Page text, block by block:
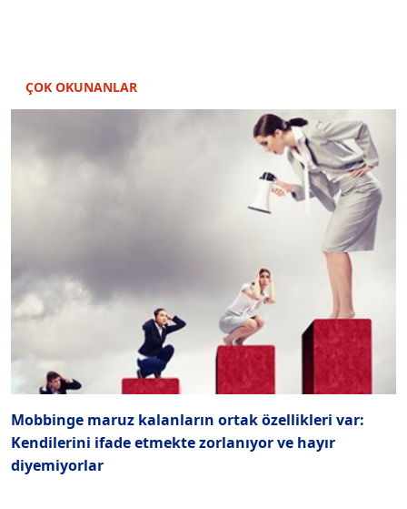
ÇOK OKUNANLAR
Mobbinge maruz kalanların ortak özellikleri var:
Kendilerini ifade etmekte zorlanıyor ve hayır
diyemiyorlar